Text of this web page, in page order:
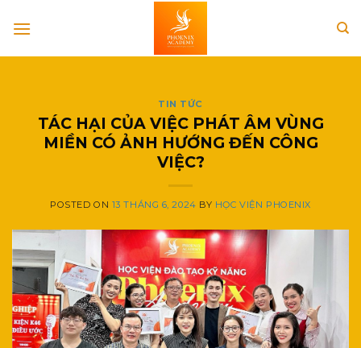
TIN TỨC
TÁC HẠI CỦA VIỆC PHÁT ÂM VÙNG
MIỀN CÓ ẢNH HƯỚNG ĐẾN CÔNG
VIỆC?
POSTED ON 13 THÁNG 6, 2024 BY HỌC VIỆN PHOENIX